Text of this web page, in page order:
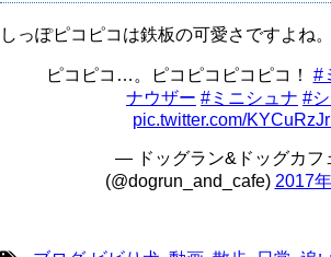
しっぽピコピコは鉄板の可愛さですよね。
ピコピコ…。ピコピコピコピコ！ #
ナウザー #ミニシュナ #
pic.twitter.com/
— ドッグラン&ドッグカフ
(@dogrun_and_cafe) 2017